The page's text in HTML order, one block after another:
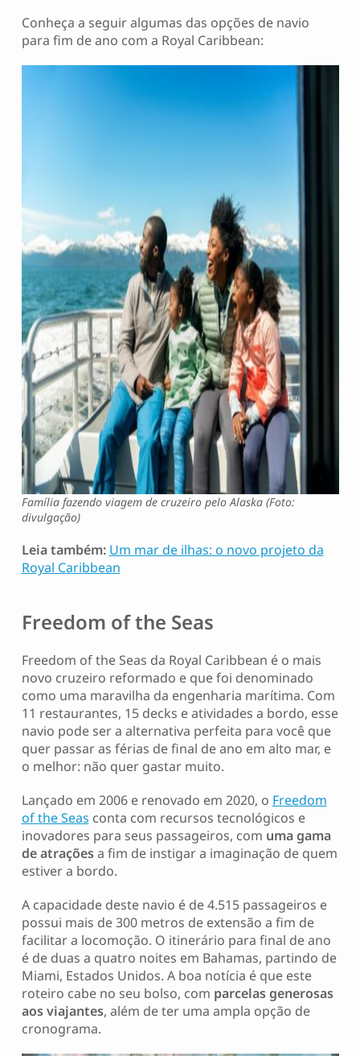
Conheça a seguir algumas das opções de navio
para fim de ano com a Royal Caribbean:
Família fazendo viagem de cruzeiro pelo Alaska (Foto:
divulgação)
Leia também: Um mar de ilhas: o novo projeto da
Royal Caribbean
Freedom of the Seas
Freedom of the Seas da Royal Caribbean é o mais
novo cruzeiro reformado e que foi denominado
como uma maravilha da engenharia marítima. Com
11 restaurantes, 15 decks e atividades a bordo, esse
navio pode ser a alternativa perfeita para você que
quer passar as férias de final de ano em alto mar, e
o melhor: não quer gastar muito.
Lançado em 2006 e renovado em 2020, o Freedom
of the Seas conta com recursos tecnológicos e
inovadores para seus passageiros, com uma gama
de atraçõesa fim de instigar a imaginação de quem
estiver a bordo.
A capacidade deste navio é de 4.515 passageiros e
possui mais de 300 metros de extensão a fim de
facilitar a locomoção. O itinerário para final de ano
é de duas a quatro noites em Bahamas, partindo de
Miami, Estados Unidos. A boa notícia é que este
roteiro cabe no seu bolso, com parcelas generosas
aos viajantes, além de ter uma ampla opção de
cronograma.